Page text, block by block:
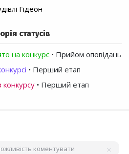
Гідеон
статусів
на конкурс • Прийом оповідань
• Перший етап
конкурсу • Перший етап
коментувати